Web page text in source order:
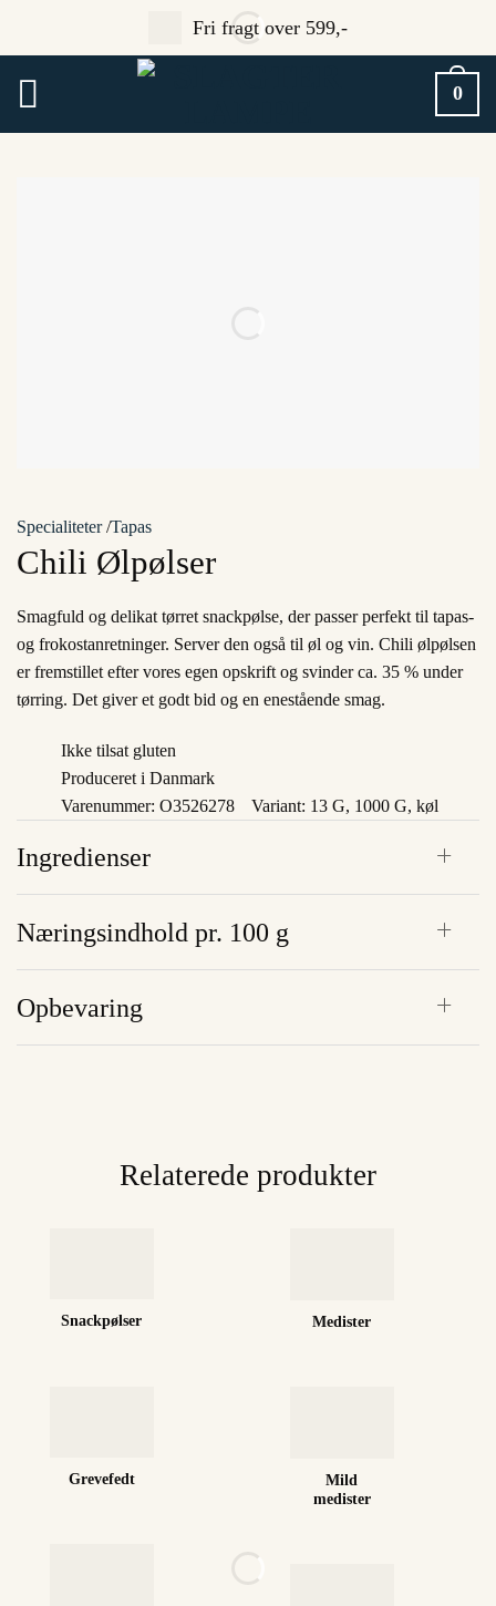
Fri fragt over 599,-
0
Specialiteter/Tapas
Chili Ølpølser
Smagfuld og delikat tørret snackpølse, der passer perfekt til tapas-
og frokostanretninger. Server den også til øl og vin. Chili ølpølsen
er fremstillet efter vores egen opskrift og svinder ca. 35 % under
tørring. Det giver et godt bid og en enestående smag.
Ikke tilsat gluten
Produceret i Danmark
Varenummer: O3526278
Variant: 13 G, 1000 G, køl
Ingredienser
Næringsindhold pr. 100 g
Opbevaring
Relaterede produkter
Snackpølser
Grevefedt
Medister
Mild
medister